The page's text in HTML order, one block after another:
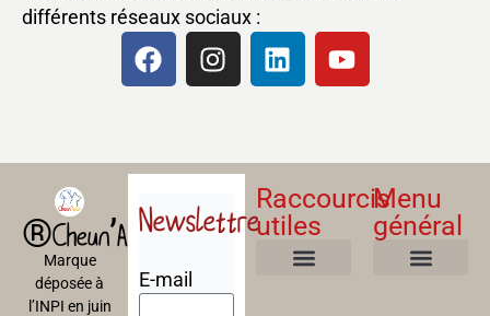
différents réseaux sociaux :
®Cheun’Apan
Marque
déposée à
l’INPI en juin
Newslettre
E-mail
Raccourcis
utiles
Menu
général